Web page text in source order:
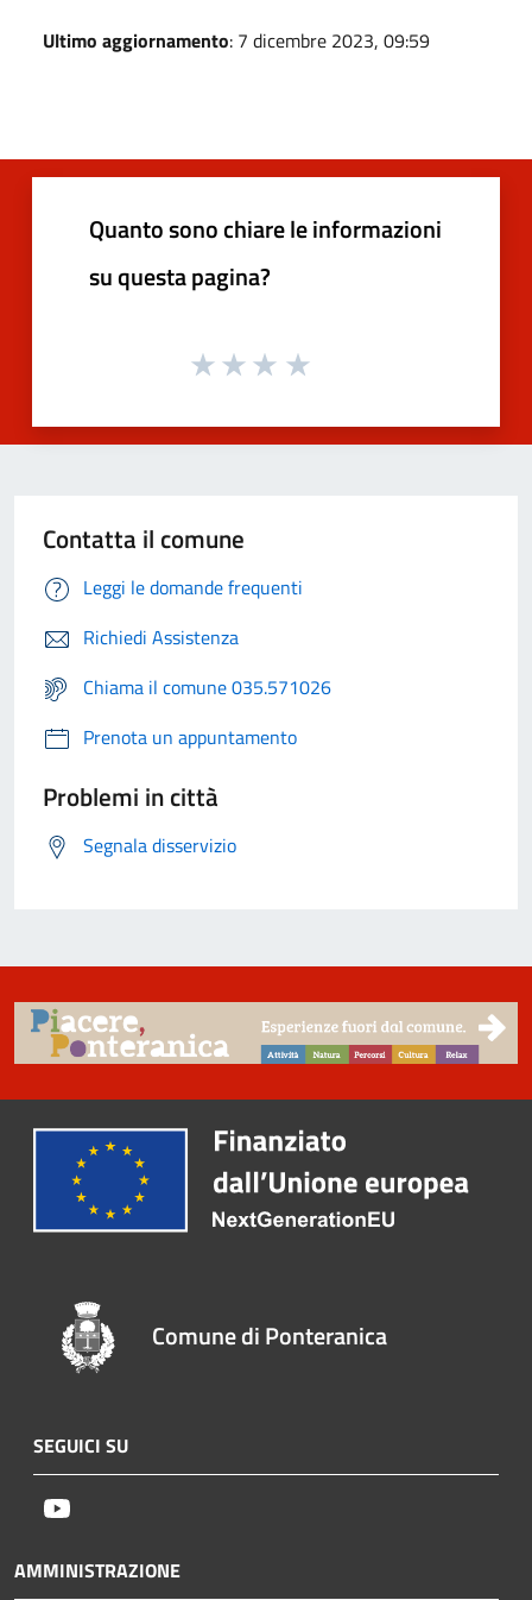
Ultimo aggiornamento: 7 dicembre 2023, 09:59
Quanto sono chiare le informazioni
su questa pagina?
Contatta il comune
Leggi le domande frequenti
Richiedi Assistenza
Chiama il comune 035.571026
Prenota un appuntamento
Problemi in città
Segnala disservizio
Comune di Ponteranica
SEGUICI SU
AMMINISTRAZIONE